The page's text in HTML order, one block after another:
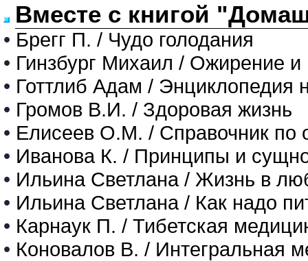
Вместе с книгой
• Брегг П. / Чудо голодания
• Гинзбург Михаил / Ожирение
• Готтлиб Адам / Энциклопедия
• Громов В.И. / Здоровая жизнь
• Елисеев О.М. / Справочник по
• Иванова К. / Принципы и
• Ильина Светлана / Жизнь в
• Ильина Светлана / Как надо
• Карнаук П. / Тибетская
• Коновалов В. / Интегральная